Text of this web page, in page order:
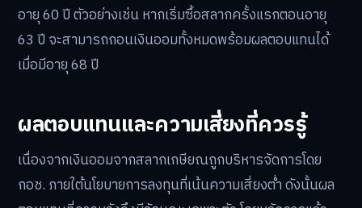
นายจ้าง การเริ่มต้นออมด้วยเงินจำนวนไม่มากแต่มีความ
สม่ำเสมอ จะช่วยสร้างวินัยทางการเงินและสะสมเงินก้อน
ใหญ่ได้ในระยะยาว
กรณีพิเศษสำหรับผู้สูงอายุ
สำหรับประชาชนที่มีอายุเกิน 60 ปีบริบูรณ์แล้ว ก็ยังสามารถ
ซื้อสลากเกษียณได้เช่นกัน แต่เงื่อนไขการรับเงินคืนจะแตก
ต่างออกไป โดยจะใช้เกณฑ์การออมครบ 5 ปีแทนการรอถึง